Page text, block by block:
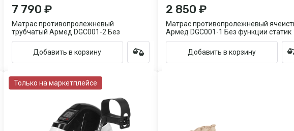
7 790 ₽
Матрас противопролежневый
трубчатый Армед DGC001-2 Без
функции статик
Добавить в корзину
2 850 ₽
Матрас противопролежневый
Армед DGC001-1 Без функции статик
Добавить в корзину
Только на маркетплейсе